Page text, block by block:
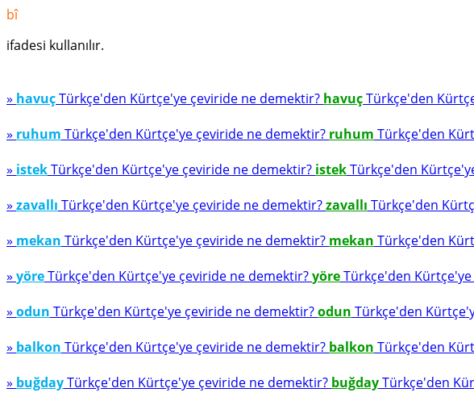
bî
ifadesi kullanılır.
» havuçTürkçe'den Kürtçe'ye çeviride ne demektir? havuçTürkçe'den
» ruhum Türkçe'den Kürtçe'ye çeviride ne demektir? ruhum Türkçe'den
» istekTürkçe'den Kürtçe'ye çeviride ne demektir? istekTürkçe'den
» zavallı Türkçe'den Kürtçe'ye çeviride ne demektir?zavallı Türkçe'den
» mekan Türkçe'den Kürtçe'ye çeviride ne demektir? mekan Türkçe'den
» yöreTürkçe'den Kürtçe'ye çeviride ne demektir?yöreTürkçe'den
» odun Türkçe'den Kürtçe'ye çeviride ne demektir?odun Türkçe'den
» balkon Türkçe'den Kürtçe'ye çeviride ne demektir? balkon Türkçe'den
» buğdayTürkçe'den Kürtçe'ye çeviride ne demektir? buğdayTürkçe'den